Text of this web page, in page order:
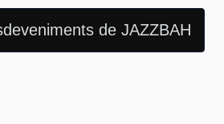
de JAZZBAH